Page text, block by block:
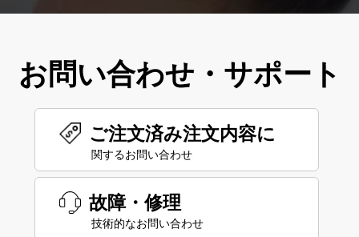
お問い合わせ・サポート
ご注文済み注文内容に
関するお問い合わせ
故障・修理
技術的なお問い合わせ